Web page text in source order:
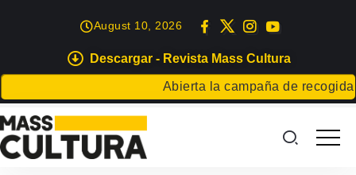
Descargar - Revista Mass Cultura
Abierta la campaña de recogida de
August 10, 2026